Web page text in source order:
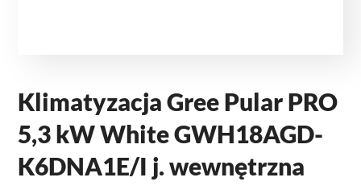
Klimatyzacja Gree Pular PRO
5,3 kW White GWH18AGD-
K6DNA1E/I j. wewnętrzna